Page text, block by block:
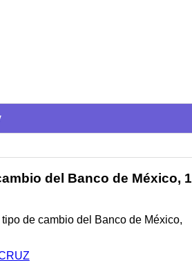
del Banco de México, 1
de cambio del Banco de México,